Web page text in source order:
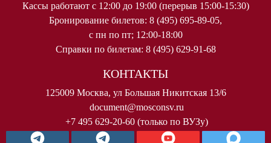
Кассы работают с 12:00 до 19:00 (перерыв 15:00-15:30)
Бронирование билетов: 8 (495) 695-89-05,
с пн по пт; 12:00-18:00
Справки по билетам: 8 (495) 629-91-68
КОНТАКТЫ
125009 Москва, ул Большая Никитская 13/6
document@mosconsv.ru
+7 495 629-20-60 (только по ВУЗу)